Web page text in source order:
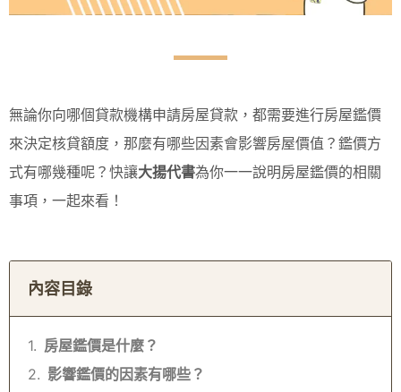
無論你向哪個貸款機構申請房屋貸款，都需要進行房屋鑑價
來決定核貸額度，那麼有哪些因素會影響房屋價值？鑑價方
式有哪幾種呢？快讓大揚代書為你一一說明房屋鑑價的相關
事項，一起來看！
內容目錄
房屋鑑價是什麼？
影響鑑價的因素有哪些？